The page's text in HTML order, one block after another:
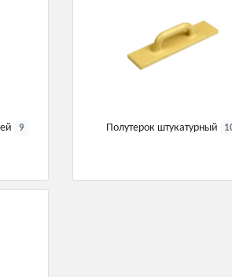
9 Полутерок штукатурный